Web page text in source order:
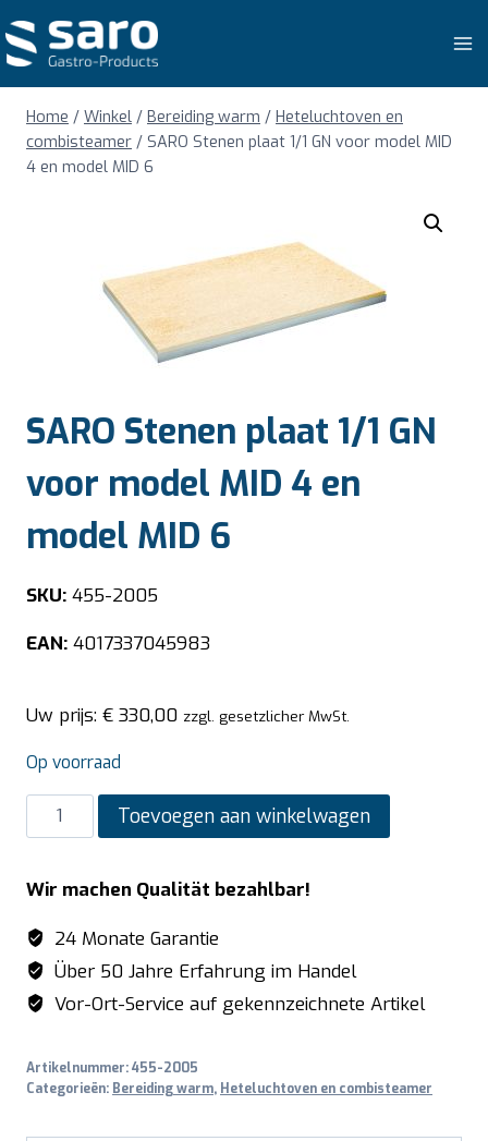
naar
inhoud
Home / Winkel / Bereiding warm / Heteluchtoven en
combisteamer / SARO Stenen plaat 1/1 GN voor model MID
4 en model MID 6
SARO Stenen plaat 1/1 GN
voor model MID 4 en
model MID 6
SKU: 455-2005
EAN: 4017337045983
Uw prijs: € 330,00 zzgl. gesetzlicher MwSt.
Op voorraad
SARO
Stenen
1/1
GN
voor
model
MID
en
model
MID
Toevoegen aan winkelwagen
Wir machen Qualität bezahlbar!
24 Monate Garantie
Über 50 Jahre Erfahrung im Handel
Vor-Ort-Service auf gekennzeichnete Artikel
Artikelnummer:455-2005
Categorieën: Bereiding warm, Heteluchtoven en combisteamer